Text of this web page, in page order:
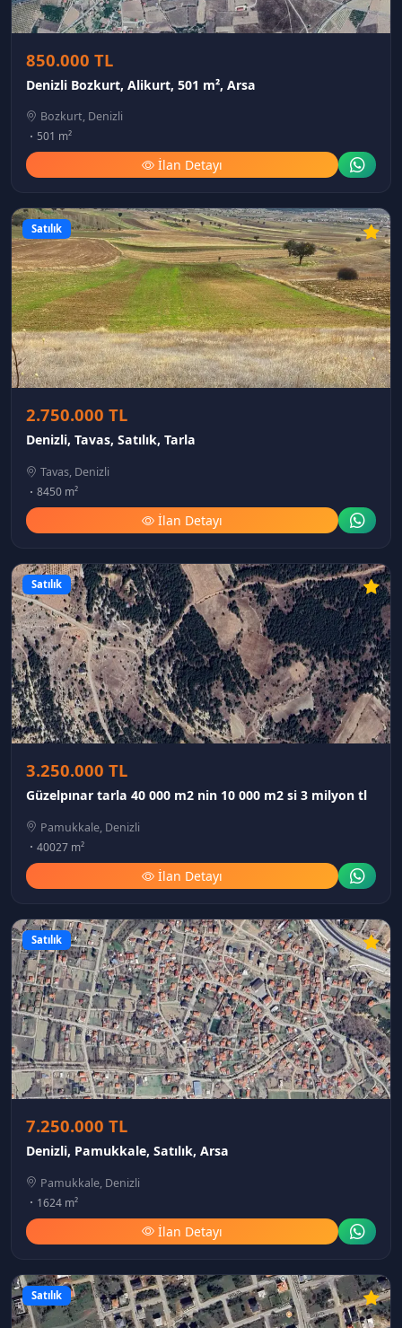
850.000 TL
Denizli Bozkurt, Alikurt, 501 m², Arsa
Bozkurt, Denizli
501 m²
İlan Detayı
Satılık
2.750.000 TL
Denizli, Tavas, Satılık, Tarla
Tavas, Denizli
8450 m²
İlan Detayı
Satılık
3.250.000 TL
Güzelpınar tarla 40 000 m2 nin 10 000 m2 si 3 milyon tl
Pamukkale, Denizli
40027 m²
İlan Detayı
Satılık
7.250.000 TL
Denizli, Pamukkale, Satılık, Arsa
Pamukkale, Denizli
1624 m²
İlan Detayı
Satılık